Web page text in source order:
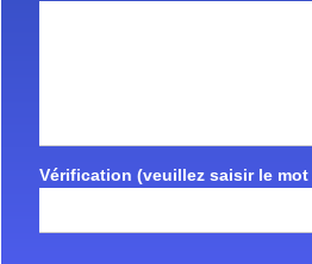
Vérification (veuillez saisir le mot